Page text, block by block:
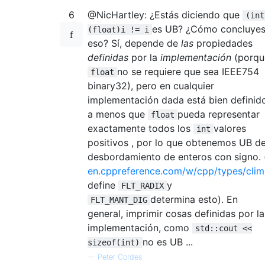
6 @NicHartley: ¿Estás diciendo que
(float)i != i es UB? ¿Cómo concluyes
eso? Sí, depende de las propiedades
definidas por la implementación
float no se requiere que sea IEEE754
binary32), pero en cualquier
implementación dada está bien
a menos que
float pueda representar
exactamente todos los
int valores
positivos , por lo que obtenemos UB
desbordamiento de enteros con signo.
en.cppreference.com/w/cpp/types/
define
FLT_RADIX y
FLT_MANT_DIG determina esto). En
general, imprimir cosas definidas por la
implementación, como
std::cout <<
sizeof(int) no es UB ...
— Peter Cordes